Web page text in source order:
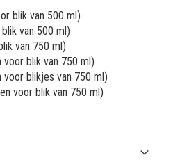
blik van 500 ml)
van 500 ml)
van 750 ml)
voor blik van 750 ml)
blikjes van 750 ml)
voor blik van 750 ml)